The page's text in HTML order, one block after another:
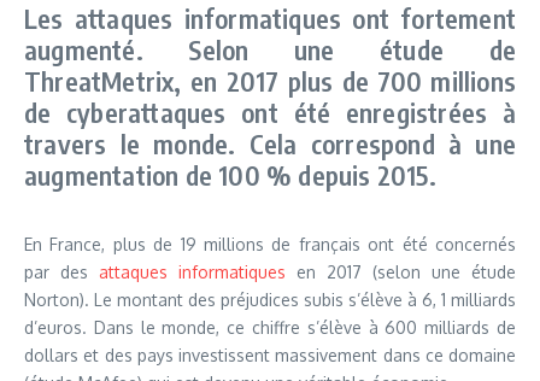
Les attaques informatiques ont fortement
augmenté. Selon une étude de
ThreatMetrix, en 2017 plus de 700 millions
de cyberattaques ont été enregistrées à
travers le monde. Cela correspond à une
augmentation de 100 % depuis 2015.
En France, plus de 19 millions de français ont été concernés
par des attaques informatiques en 2017 (selon une étude
Norton). Le montant des préjudices subis s’élève à 6, 1 milliards
d’euros. Dans le monde, ce chiffre s’élève à 600 milliards de
dollars et des pays investissent massivement dans ce domaine